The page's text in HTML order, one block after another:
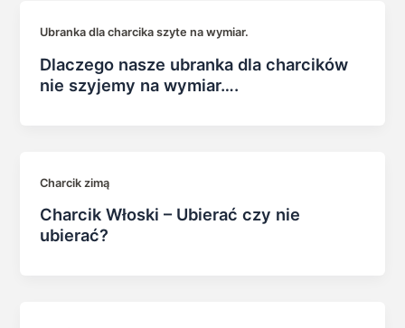
Ubranka dla charcika szyte na wymiar.
Dlaczego nasze ubranka dla charcików
nie szyjemy na wymiar….
Charcik zimą
Charcik Włoski – Ubierać czy nie
ubierać?